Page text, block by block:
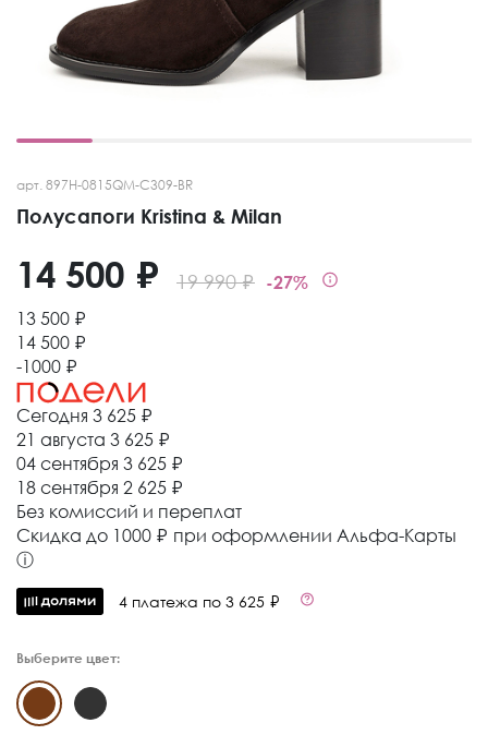
арт. 897H-0815QM-C309-BR
Полусапоги Kristina & Milan
19 990 ₽ -27%
14 500 ₽
13 500 ₽
14 500 ₽
-1000 ₽
Сегодня 3 625 ₽
21 августа 3 625 ₽
04 сентября 3 625 ₽
18 сентября 2 625 ₽
Без комиссий и переплат
Cкидка до 1000 ₽ при оформлении Альфа-Карты
ⓘ
4 платежа по 3 625 ₽
Выберите цвет: